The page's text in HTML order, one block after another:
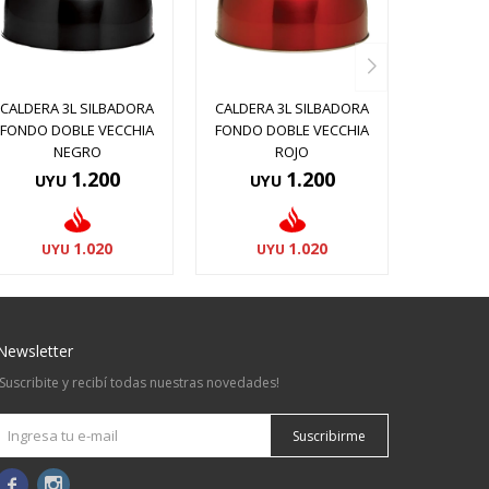
CALDERA 3L SILBADORA
FONDO DOBLE VECCHIA
NEGRO
UYU 1.200
UYU 1.020
CALDERA 3L SILBADORA
FONDO DOBLE VECCHIA
ROJO
UYU 1.200
UYU 1.020
y recibí todas nuestras novedades!
Suscribirme
 